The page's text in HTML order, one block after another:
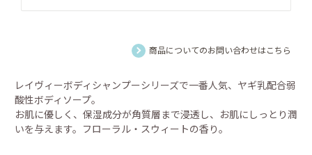
商品についてのお問い合わせはこちら
レイヴィーボディシャンプーシリーズで一番人気、ヤギ乳配合弱
酸性ボディソープ。
お肌に優しく、保湿成分が角質層まで浸透し、お肌にしっとり潤
いを与えます。フローラル・スウィートの香り。